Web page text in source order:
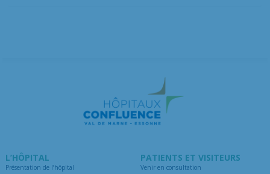
L’HÔPITAL
Présentation de l’hôpital
PATIENTS ET VISITEURS
Venir en consultation